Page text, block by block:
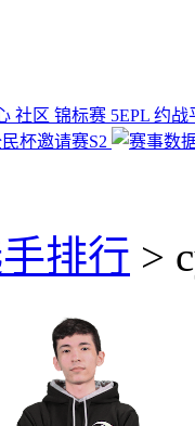
社区 锦标赛 5EPL 约战
杯邀请赛S2
排行 >